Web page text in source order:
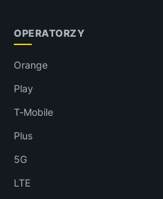
OPERATORZY
Orange
Play
T-Mobile
Plus
5G
LTE